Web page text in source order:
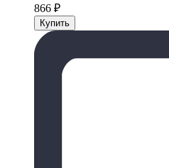
866 ₽